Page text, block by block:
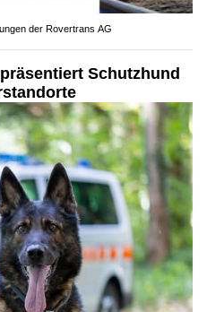
der Rovertrans AG
Schutzhund